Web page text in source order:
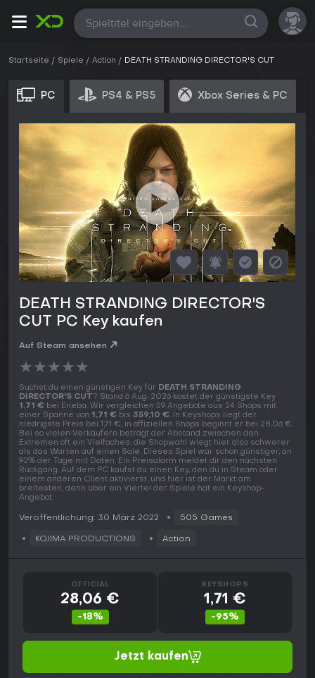
Alle
Startseite Spiele Action DEATH STRANDING DIRECTOR'S CUT
PC PS4 & PS5 Xbox Series & PC
DEATH STRANDING DIRECTOR'S
CUT PC Key kaufen
Auf Steam ansehen
★★★★★
Suchst du einen günstigen Key für DEATH STRANDING
DIRECTOR'S CUT? Stand 6 Aug. 2026 kostet der günstigste Key
1,71 € bei Eneba. Wir vergleichen 59 Angebote aus 24 Shops mit
einer Spanne von 1,71 € bis 359,10 €. In Keyshops liegt der
niedrigste Preis bei 1,71 €, in offiziellen Shops beginnt er bei 28,06 €.
Bei so vielen Verkäufern beträgt der Abstand zwischen den
Extremen oft ein Vielfaches, die Shopwahl wiegt hier also schwerer
als das Warten auf einen Sale. Dieses Spiel war schon günstiger, an
92% der Tage mit Daten. Ein Preisalarm meldet dir den nächsten
Rückgang. Auf dem PC kaufst du einen Key, den du in Steam oder
einem anderen Client aktivierst, und hier ist der Markt am
breitesten, denn über ein Viertel der Spiele hat ein Keyshop-
Angebot.
Veröffentlichung: 30 März 2022 505 Games
KOJIMA PRODUCTIONS Action
OFFICIAL
28,06 €
-18%
KEYSHOPS
1,71 €
-95%
Jetzt kaufen